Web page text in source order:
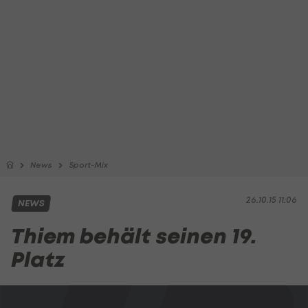
News Sport-Mix
26.10.15 11:06
NEWS
Thiem behält seinen 19.
Platz